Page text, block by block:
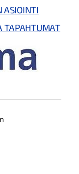
ASIOINTI
TAPAHTUMAT